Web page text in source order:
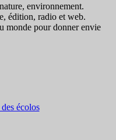
nature, environnement.
édition, radio et web.
monde pour donner envie